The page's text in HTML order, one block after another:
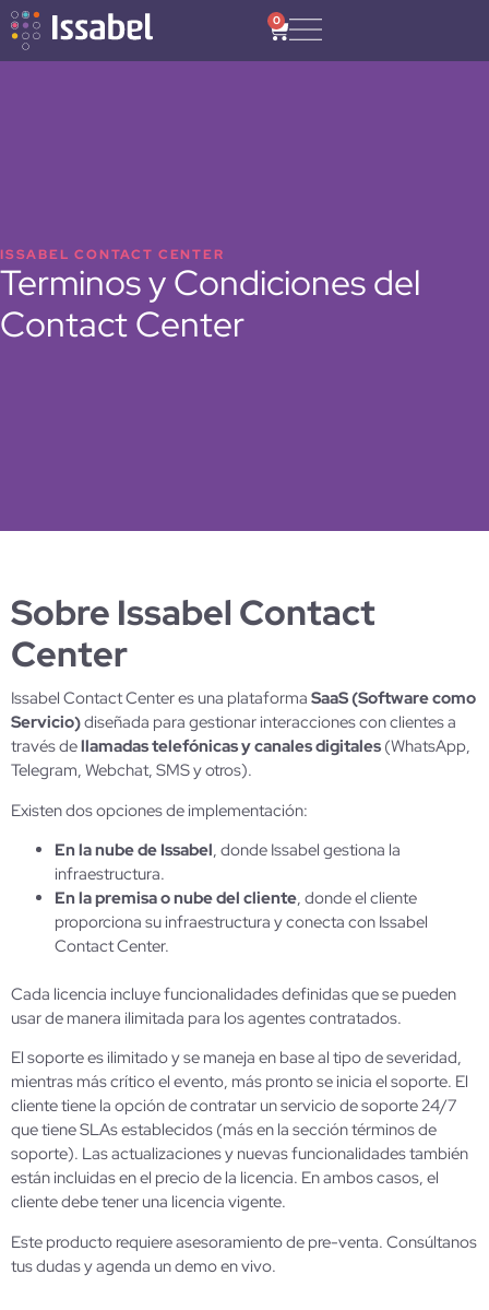
0
ISSABEL CONTACT CENTER
Terminos y Condiciones del
Contact Center
Sobre Issabel Contact
Center
Issabel Contact Center es una plataforma SaaS (Software como
Servicio)diseñada para gestionar interacciones con clientes a
través dellamadas telefónicas y canales digitales (WhatsApp,
Telegram, Webchat, SMS y otros).
Existen dos opciones de implementación:
En la nube de Issabel, donde Issabel gestiona la
infraestructura.
En la premisa o nube del cliente, donde el cliente
proporciona su infraestructura y conecta con Issabel
Contact Center.
Cada licencia incluye funcionalidades definidas que se pueden
usar de manera ilimitada para los agentes contratados.
El soporte es ilimitado y se maneja en base al tipo de severidad,
mientras más crítico el evento, más pronto se inicia el soporte. El
cliente tiene la opción de contratar un servicio de soporte 24/7
que tiene SLAs establecidos (más en la sección términos de
soporte). Las actualizaciones y nuevas funcionalidades también
están incluidas en el precio de la licencia. En ambos casos, el
cliente debe tener una licencia vigente.
Este producto requiere asesoramiento de pre-venta. Consúltanos
tus dudas y agenda un demo en vivo.